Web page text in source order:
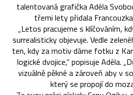
talentovaná grafička Adéla
třemi lety přidala
„Letos pracujeme s klíčováním,
surrealisticky objevuje. Vedle
ten, kdy za motiv dáme fotku z
logické dvojice,“ popisuje Adéla.
vizuálně pěkné a zároveň aby v
který se propojí do